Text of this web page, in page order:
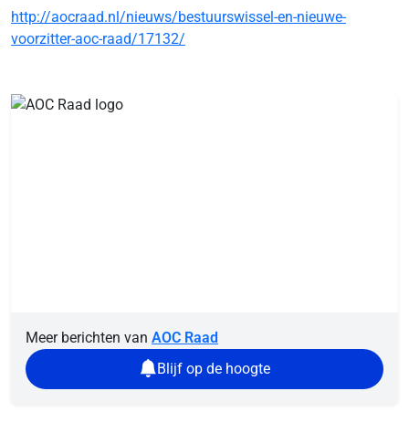
http://aocraad.nl/nieuws/bestuurswissel-en-nieuwe-
voorzitter-aoc-raad/17132/
Meer berichten van AOC Raad
Blijf op de hoogte